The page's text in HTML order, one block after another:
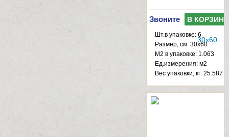
Звоните В КОРЗИНУ
Шт.в упаковке: 6
Размер, см: 30x60
М2 в упаковке: 1.063
Ед.измерения: м2
Веc упаковки, кг: 25.587